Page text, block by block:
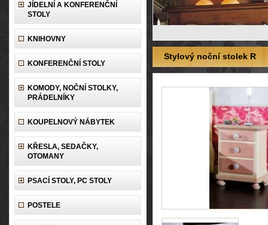
JÍDELNÍ A KONFERENČNÍ
STOLY
KNIHOVNY
KONFERENČNÍ STOLY
KOMODY, NOČNÍ STOLKY,
PRÁDELNÍKY
KOUPELNOVÝ NÁBYTEK
KŘESLA, SEDAČKY,
OTOMANY
PSACÍ STOLY, PC STOLY
POSTELE
Stylový noční stolek R